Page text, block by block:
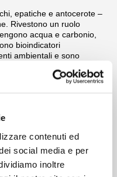
contenuti ed
social media e per
inoltre
epatiche e antocerote –
Rivestono un ruolo
acqua e carbonio,
bioindicatori
ambientali e sono
molto rapidamente ai
per l’Alto
e attuali, nuove ricerche
viene redatta
della Provincia. Questa